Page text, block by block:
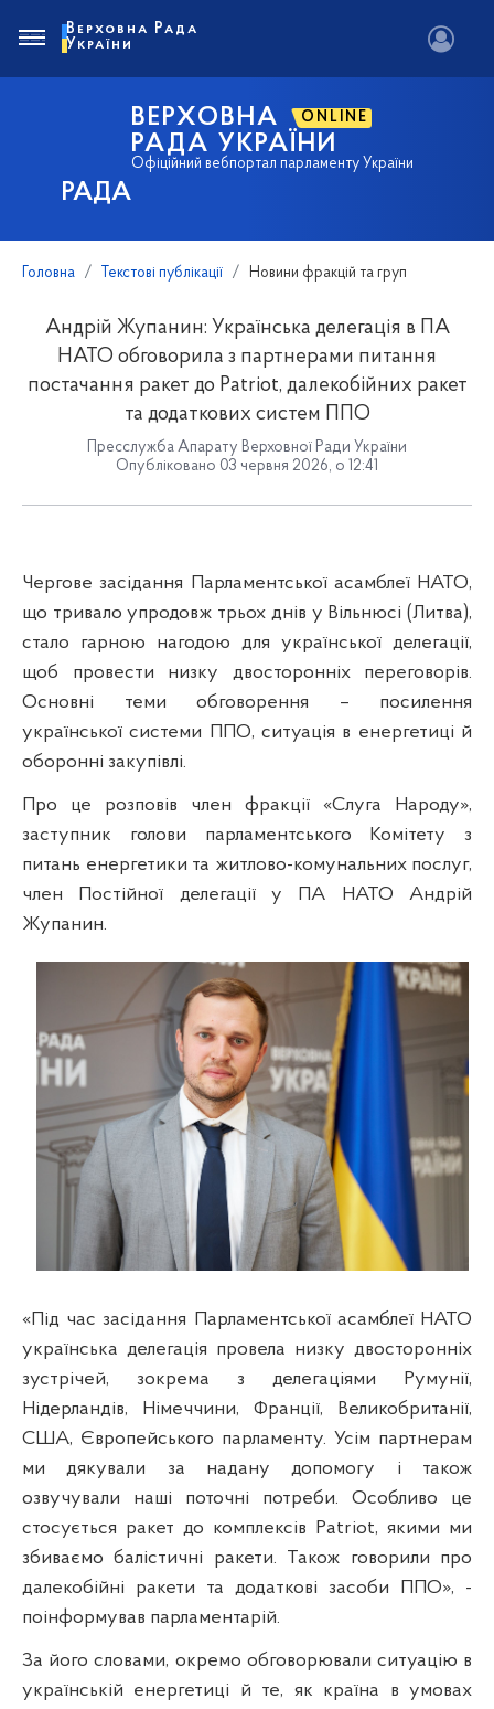
РАДА
ВЕРХОВНА ONLINE
РАДА УКРАЇНИ
Офіційний вебпортал парламенту України
Верховна Рада
України
Головна Текстові публікації Новини фракцій та груп
Андрій Жупанин: Українська делегація в ПА
НАТО обговорила з партнерами питання
постачання ракет до Patriot, далекобійних ракет
та додаткових систем ППО
Пресслужба Апарату Верховної Ради України
Опубліковано 03 червня 2026, о 12:41
Чергове засідання Парламентської асамблеї НАТО,
що тривало упродовж трьох днів у Вільнюсі (Литва),
стало гарною нагодою для української делегації,
щоб провести низку двосторонніх переговорів.
Основні теми обговорення – посилення
української системи ППО, ситуація в енергетиці й
оборонні закупівлі.
Про це розповів член фракції «Слуга Народу»,
заступник голови парламентського Комітету з
питань енергетики та житлово-комунальних послуг,
член Постійної делегації у ПА НАТО Андрій
Жупанин.
«Під час засідання Парламентської асамблеї НАТО
українська делегація провела низку двосторонніх
зустрічей, зокрема з делегаціями Румунії,
Нідерландів, Німеччини, Франції, Великобританії,
США, Європейського парламенту. Усім партнерам
ми дякували за надану допомогу і також
озвучували наші поточні потреби. Особливо це
стосується ракет до комплексів Patriot, якими ми
збиваємо балістичні ракети. Також говорили про
далекобійні ракети та додаткові засоби ППО», -
поінформував парламентарій.
За його словами, окремо обговорювали ситуацію в
українській енергетиці й те, як країна в умовах